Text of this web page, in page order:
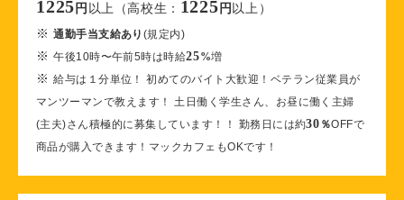
1225 円 以上（高校生： 1225 円 以上）
※通勤手当支給あり (規定内)
※午後10時〜午前5時は時給25%増
※給与は１分単位！ 初めてのバイト大歓迎！ベテラン従業員が
マンツーマンで教えます！ 土日働く学生さん、お昼に働く主婦
(主夫)さん積極的に募集しています！！ 勤務日には約30 ％OFFで
商品が購入できます！マックカフェもOKです！